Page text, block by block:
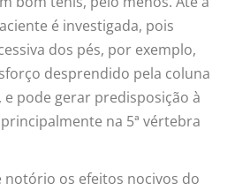
é investigada, pois
dos pés, por exemplo,
desprendido pela coluna
e pode gerar predisposição à
na 5ª vértebra
notório os efeitos nocivos do